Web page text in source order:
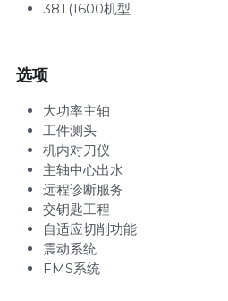
38T(1600机型
选项
大功率主轴
工件测头
机内对刀仪
主轴中心出水
远程诊断服务
交钥匙工程
自适应切削功能
震动系统
FMS系统